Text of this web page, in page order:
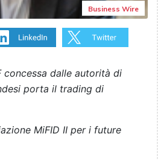
Business Wire
concessa dalle autorità di
porta il trading di
MiFID II per i future